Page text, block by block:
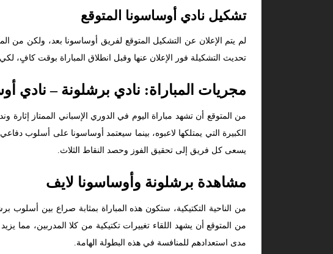
تشكيل نادي أوساسونا المتوقع
لم يتم الإعلان عن التشكيل المتوقع لفريق أوساسونا بعد، ولكن من
تحديث التشكيلة فور الإعلان عنها وقبل انطلاق المباراة بوقت
مجريات المباراة: نادي برشلونة – نادي
من المتوقع أن تشهد مباراة اليوم في الدوري الإسباني الممتاز
الكبيرة التي يمتلكها لاعبوه، بينما سيعتمد أوساسونا على أسلوب
يسعى كل فريق إلى تحقيق الفوز وحصد النقاط الثلاث.
مشاهدة برشلونة وأوساسونا لايف
من الناحية التكتيكية، ستكون هذه المباراة بمثابة صراع بين
من المتوقع أن يشهد اللقاء تغييرات تكتيكية من كلا المدربين، مما
مدى استعدادهم للمنافسة في هذه البطولة الهامة.